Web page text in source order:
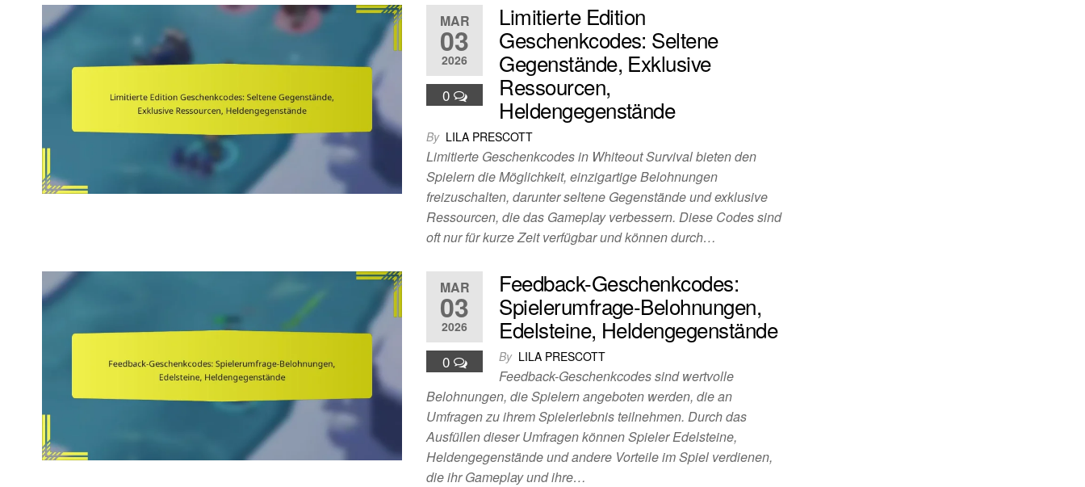
MAR
03
2026
0
Limitierte Edition
Geschenkcodes: Seltene
Gegenstände, Exklusive
Ressourcen,
Heldengegenstände
By LILA PRESCOTT
Limitierte Geschenkcodes in Whiteout Survival bieten den
Spielern die Möglichkeit, einzigartige Belohnungen
freizuschalten, darunter seltene Gegenstände und exklusive
Ressourcen, die das Gameplay verbessern. Diese Codes sind
oft nur für kurze Zeit verfügbar und können durch…
MAR
03
2026
0
Feedback-Geschenkcodes:
Spielerumfrage-Belohnungen,
Edelsteine, Heldengegenstände
By LILA PRESCOTT
Feedback-Geschenkcodes sind wertvolle
Belohnungen, die Spielern angeboten werden, die an
Umfragen zu ihrem Spielerlebnis teilnehmen. Durch das
Ausfüllen dieser Umfragen können Spieler Edelsteine,
Heldengegenstände und andere Vorteile im Spiel verdienen,
die ihr Gameplay und ihre…